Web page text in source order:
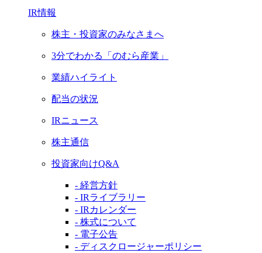
IR情報
株主・投資家のみなさまへ
3分でわかる「のむら産業」
業績ハイライト
配当の状況
IRニュース
株主通信
投資家向けQ&A
- 経営方針
- IRライブラリー
- IRカレンダー
- 株式について
- 電子公告
- ディスクロージャーポリシー